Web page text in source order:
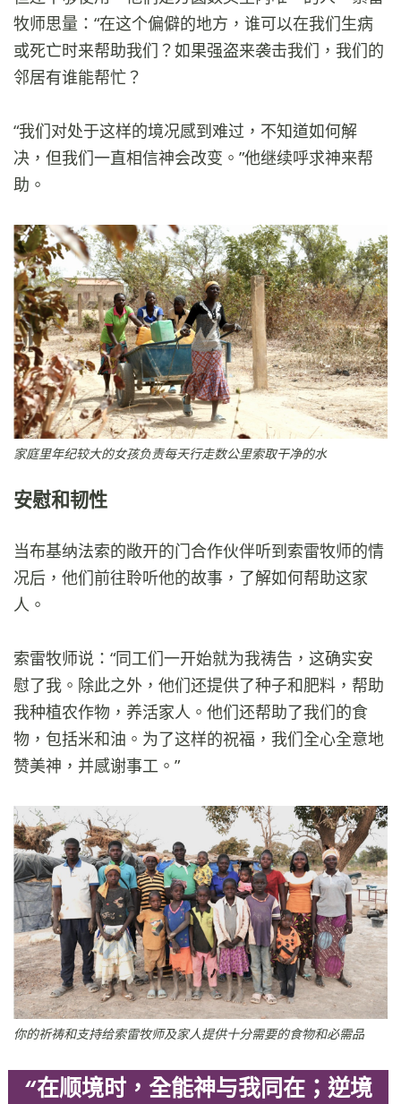
牧师思量：“在这个偏僻的地方，谁可以在我们生病
或死亡时来帮助我们？如果强盗来袭击我们，我们的
邻居有谁能帮忙？
“我们对处于这样的境况感到难过，不知道如何解
决，但我们一直相信神会改变。”他继续呼求神来帮
助。
家庭里年纪较大的女孩负责每天行走数公里索取干净的水
安慰和韧性
当布基纳法索的敞开的门合作伙伴听到索雷牧师的情
况后，他们前往聆听他的故事，了解如何帮助这家
人。
索雷牧师说：“同工们一开始就为我祷告，这确实安
慰了我。除此之外，他们还提供了种子和肥料，帮助
我种植农作物，养活家人。他们还帮助了我们的食
物，包括米和油。为了这样的祝福，我们全心全意地
赞美神，并感谢事工。”
你的祈祷和支持给索雷牧师及家人提供十分需要的食物和必需品
“在顺境时，全能神与我同在；逆境